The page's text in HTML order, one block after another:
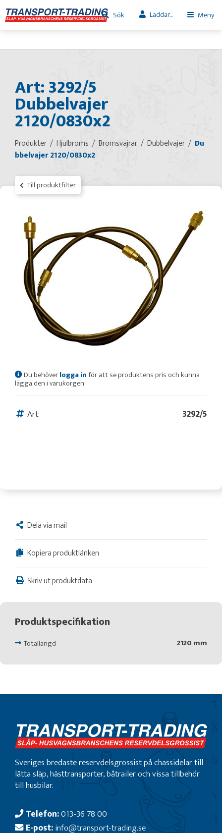
Sök Laddar... Meny
Art: 3292/5
Dubbelvajer
2120/0830x2
Produkter Hjulbroms Bromsvajrar Dubbelvajer
Du
bbelvajer 2120/0830x2
Till produktfilter
Du behöverlogga inför att se produktens pris och kunna
lägga den i varukorgen.
Art: 3292/5
Dela via mail
Kopiera produktlänken
Skriv ut produktdata
Produktspecifikation
Totallängd 2120 mm
Sveriges bredaste reservdelsgrossist på chassidelar till
lätta släp, hästtransporter, båtrailer och vissa tillbehör
till husbilar.
Telefon:013-36 78 00
E-post:info@transport-trading.se